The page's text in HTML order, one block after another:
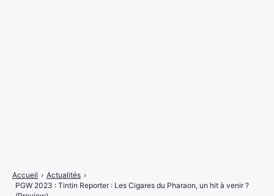
Accueil › Actualités ›
PGW 2023 : Tintin Reporter : Les Cigares du Pharaon, un hit à venir ?